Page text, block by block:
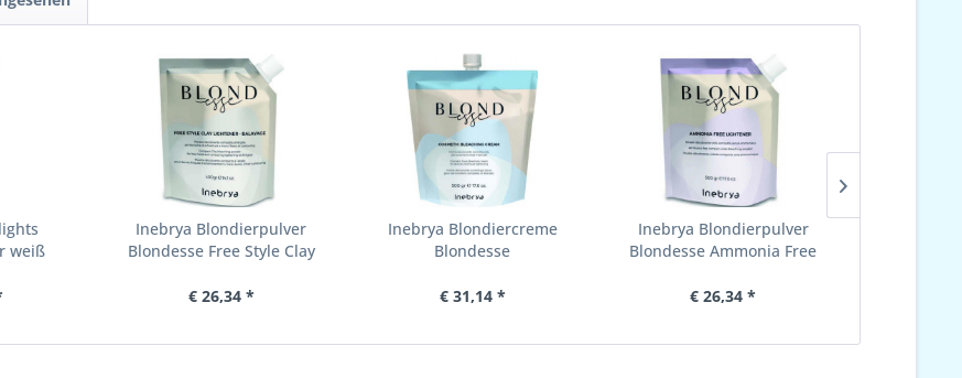
weiß
Inebrya Blondierpulver
Blondesse Free Style Clay
€ 26,34 *
Inebrya Blondiercreme
Blondesse
€ 31,14 *
Inebrya Blondierpulver
Blondesse Ammonia Free
€ 26,34 *